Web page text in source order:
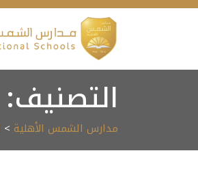
Skip
التصنيف:
مدارس الشمس الأهلية >